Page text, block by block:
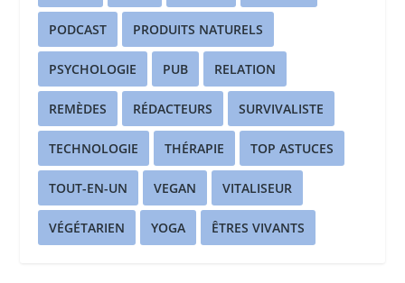
PODCAST PRODUITS NATURELS
PSYCHOLOGIE PUB RELATION
REMÈDES RÉDACTEURS SURVIVALISTE
TECHNOLOGIE THÉRAPIE TOP ASTUCES
TOUT-EN-UN VEGAN VITALISEUR
VÉGÉTARIEN YOGA ÊTRES VIVANTS